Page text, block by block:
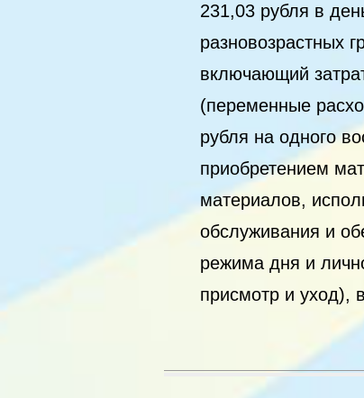
231,03 рубля в
разновозрастных
включающий
(переменные
рубля на одного
приобретением
материалов,
обслуживания и
режима дня и
присмотр и уход),